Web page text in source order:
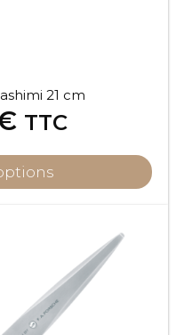
21 cm
TTC